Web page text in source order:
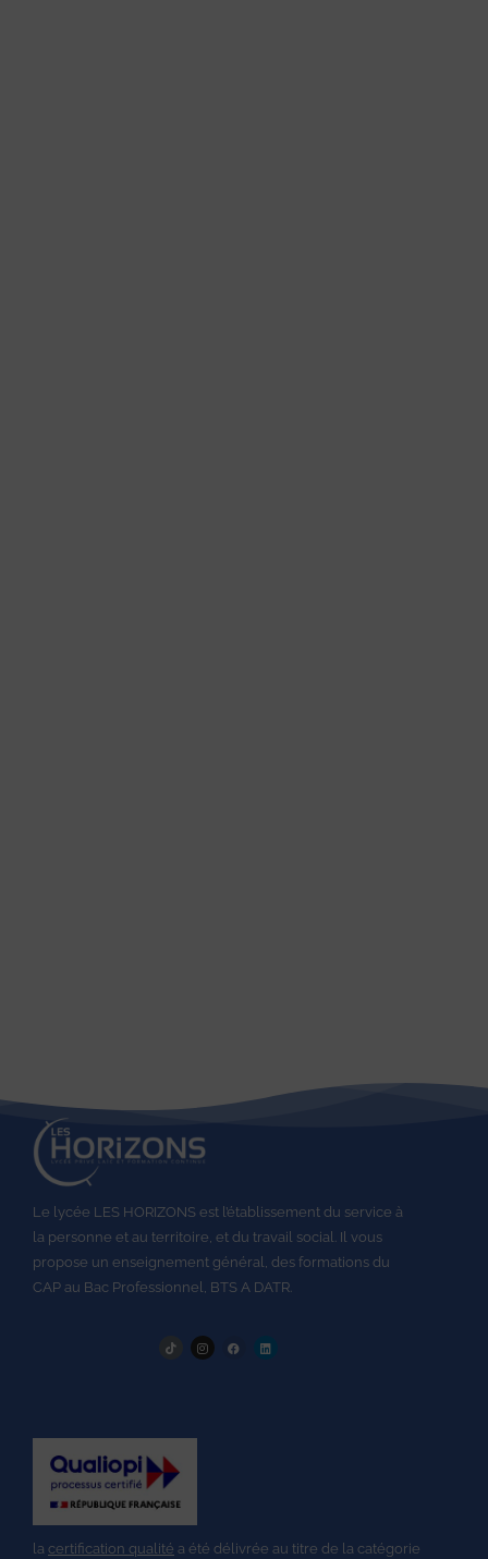
Le lycée LES HORIZONS est l’établissement du service à
la personne et au territoire, et du travail social. Il vous
propose un enseignement général, des formations du
CAP au Bac Professionnel, BTS A DATR.
la certification qualité a été délivrée au titre de la catégorie